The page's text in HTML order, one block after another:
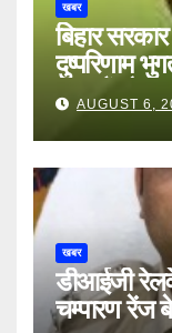
खबर
बिहार
दुष्परिणाम
अन्य हैं मौन
AUGUST 6,
खबर
डीआईजी
चम्पारण रेंज